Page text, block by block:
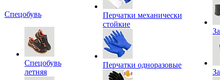
Спецобувь
Спецобувь
летняя
Перчатки механически
стойкие
Перчатки одноразовые